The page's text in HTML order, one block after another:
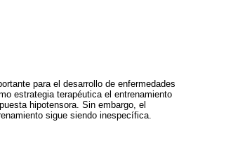
para el desarrollo de enfermedades
estrategia terapéutica el entrenamiento
hipotensora. Sin embargo, el
sigue siendo inespecífica.